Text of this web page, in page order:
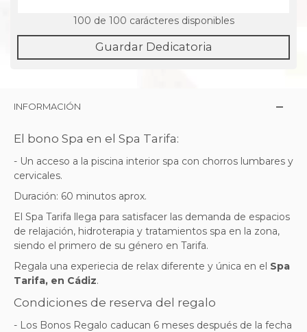
100 de 100 carácteres disponibles
Guardar Dedicatoria
INFORMACIÓN
El bono Spa en el Spa Tarifa:
- Un acceso a la piscina interior spa con chorros lumbares y
cervicales.
Duración: 60 minutos aprox.
El Spa Tarifa llega para satisfacer las demanda de espacios
de relajación, hidroterapia y tratamientos spa en la zona,
siendo el primero de su género en Tarifa.
Regala una experiecia de relax diferente y única en el Spa
Tarifa, en Cádiz.
Condiciones de reserva del regalo
- Los Bonos Regalo caducan 6 meses después de la fecha